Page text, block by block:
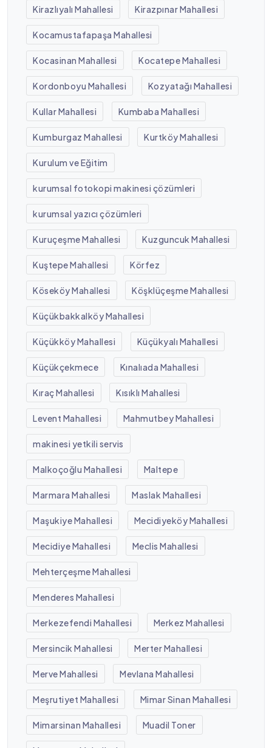
Kirazlıyalı Mahallesi Kirazpınar Mahallesi
Kocamustafapaşa Mahallesi
Kocasinan Mahallesi Kocatepe Mahallesi
Kordonboyu Mahallesi Kozyatağı Mahallesi
Kullar Mahallesi Kumbaba Mahallesi
Kumburgaz Mahallesi Kurtköy Mahallesi
Kurulum ve Eğitim
kurumsal fotokopi makinesi çözümleri
kurumsal yazıcı çözümleri
Kuruçeşme Mahallesi Kuzguncuk Mahallesi
Kuştepe Mahallesi Körfez
Köseköy Mahallesi Köşklüçeşme Mahallesi
Küçükbakkalköy Mahallesi
Küçükköy Mahallesi Küçükyalı Mahallesi
Küçükçekmece Kınalıada Mahallesi
Kıraç Mahallesi Kısıklı Mahallesi
Levent Mahallesi Mahmutbey Mahallesi
makinesi yetkili servis
Malkoçoğlu Mahallesi Maltepe
Marmara Mahallesi Maslak Mahallesi
Maşukiye Mahallesi Mecidiyeköy Mahallesi
Mecidiye Mahallesi Meclis Mahallesi
Mehterçeşme Mahallesi
Menderes Mahallesi
Merkezefendi Mahallesi Merkez Mahallesi
Mersincik Mahallesi Merter Mahallesi
Merve Mahallesi Mevlana Mahallesi
Meşrutiyet Mahallesi Mimar Sinan Mahallesi
Mimarsinan Mahallesi Muadil Toner